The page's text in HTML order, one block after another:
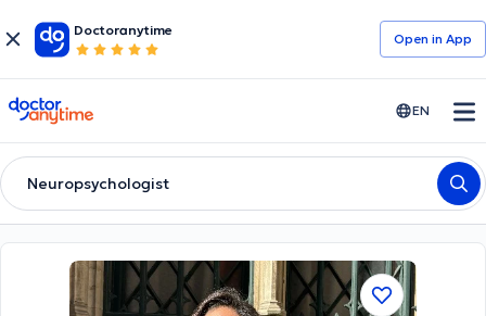
Doctoranytime
Open in Αpp
doctoranytime EN
Neuropsychologist